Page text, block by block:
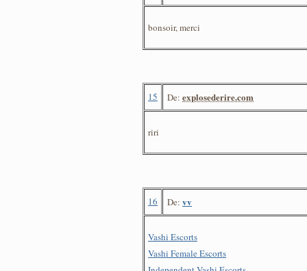
bonsoir, merci
15 De: explosederire.com
riri
16 De: vv
Vashi Escorts
Vashi Female Escorts